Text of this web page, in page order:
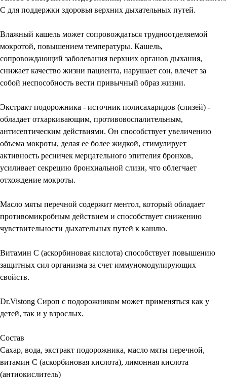
С для поддержки здоровья верхних дыхательных путей.
Влажный кашель может сопровождаться трудноотделяемой
мокротой, повышением температуры. Кашель,
сопровождающий заболевания верхних органов дыхания,
снижает качество жизни пациента, нарушает сон, влечет за
собой неспособность вести привычный образ жизни.
Экстракт подорожника - источник полисахаридов (слизей) -
обладает отхаркивающим, противовоспалительным,
антисептическим действиями. Он способствует увеличению
объема мокроты, делая ее более жидкой, стимулирует
активность ресничек мерцательного эпителия бронхов,
усиливает секрецию бронхиальной слизи, что облегчает
отхождение мокроты.
Масло мяты перечной содержит ментол, который обладает
противомикробным действием и способствует снижению
чувствительности дыхательных путей к кашлю.
Витамин С (аскорбиновая кислота) способствует повышению
защитных сил организма за счет иммуномодулирующих
свойств.
Dr.Vistong Сироп с подорожником может применяться как у
детей, так и у взрослых.
Состав
Сахар, вода, экстракт подорожника, масло мяты перечной,
витамин С (аскорбиновая кислота), лимонная кислота
(антиокислитель)